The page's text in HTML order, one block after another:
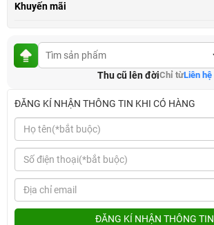
Khuyến mãi
Thu cũ lên đờiChỉ từLiên hệ
ĐĂNG KÍ NHẬN THÔNG TIN KHI CÓ HÀNG
ĐĂNG KÍ NHẬN THÔNG TIN